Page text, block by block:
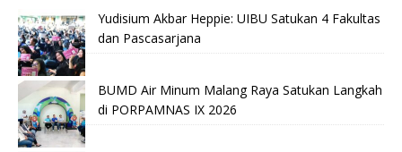
Yudisium Akbar Heppie: UIBU Satukan 4 Fakultas
dan Pascasarjana
BUMD Air Minum Malang Raya Satukan Langkah
di PORPAMNAS IX 2026